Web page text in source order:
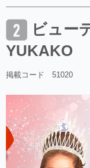
ビュー
YUKAKO
掲載コード 51020